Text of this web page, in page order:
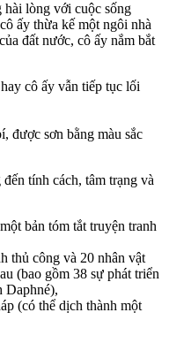
hài lòng với cuộc sống
ấy thừa kế một ngôi nhà
đất nước, cô ấy nắm bắt
cô ấy vẫn tiếp tục lối
được sơn bằng màu sắc
tính cách, tâm trạng và
bản tóm tắt truyện tranh
thủ công và 20 nhân vật
(bao gồm 38 sự phát triển
Daphné),
(có thể dịch thành một